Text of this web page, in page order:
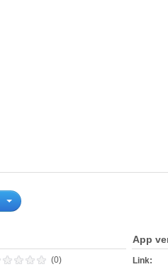
(0)
App
Link: